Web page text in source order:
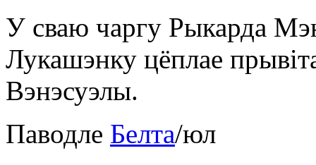
У сваю чаргу Рыкарда
Лукашэнку цёплае
Вэнэсуэлы.
Паводле Белта/юл